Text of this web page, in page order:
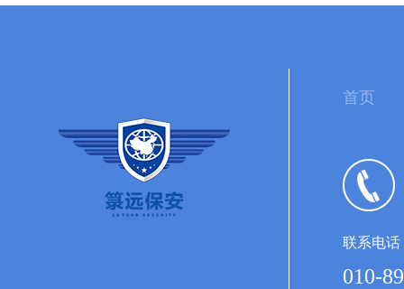
首页
联系电话
010-